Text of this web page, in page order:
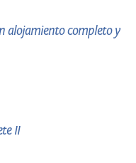
alojamiento completo y
II